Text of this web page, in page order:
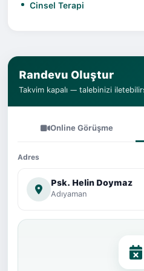
Cinsel Terapi
Randevu Oluştur
Takvim kapalı — talebinizi
Online Görüşme
Adres
Psk. Helin Doymaz
Adıyaman